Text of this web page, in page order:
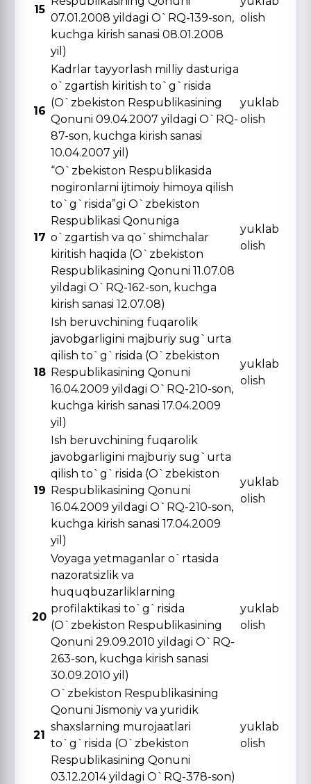
15
07.01.2008 yildagi O`RQ-139-son,
kuchga kirish sanasi 08.01.2008
yil)
olish
16
Kadrlar tayyorlash milliy dasturiga
o`zgartish kiritish to`g`risida
(O`zbekiston Respublikasining
Qonuni 09.04.2007 yildagi O`RQ-
87-son, kuchga kirish sanasi
10.04.2007 yil)
yuklab
olish
17
“O`zbekiston Respublikasida
nogironlarni ijtimoiy himoya qilish
to`g`risida”gi O`zbekiston
Respublikasi Qonuniga
o`zgartish va qo`shimchalar
kiritish haqida (O`zbekiston
Respublikasining Qonuni 11.07.08
yildagi O`RQ-162-son, kuchga
kirish sanasi 12.07.08)
yuklab
olish
18
Ish beruvchining fuqarolik
javobgarligini majburiy sug`urta
qilish to`g`risida (O`zbekiston
Respublikasining Qonuni
16.04.2009 yildagi O`RQ-210-son,
kuchga kirish sanasi 17.04.2009
yil)
yuklab
olish
19
Ish beruvchining fuqarolik
javobgarligini majburiy sug`urta
qilish to`g`risida (O`zbekiston
Respublikasining Qonuni
16.04.2009 yildagi O`RQ-210-son,
kuchga kirish sanasi 17.04.2009
yil)
yuklab
olish
20
Voyaga yetmaganlar o`rtasida
nazoratsizlik va
huquqbuzarliklarning
profilaktikasi to`g`risida
(O`zbekiston Respublikasining
Qonuni 29.09.2010 yildagi O`RQ-
263-son, kuchga kirish sanasi
30.09.2010 yil)
yuklab
olish
21
O`zbekiston Respublikasining
Qonuni Jismoniy va yuridik
shaxslarning murojaatlari
to`g`risida (O`zbekiston
Respublikasining Qonuni
03.12.2014 yildagi O`RQ-378-son)
yuklab
olish